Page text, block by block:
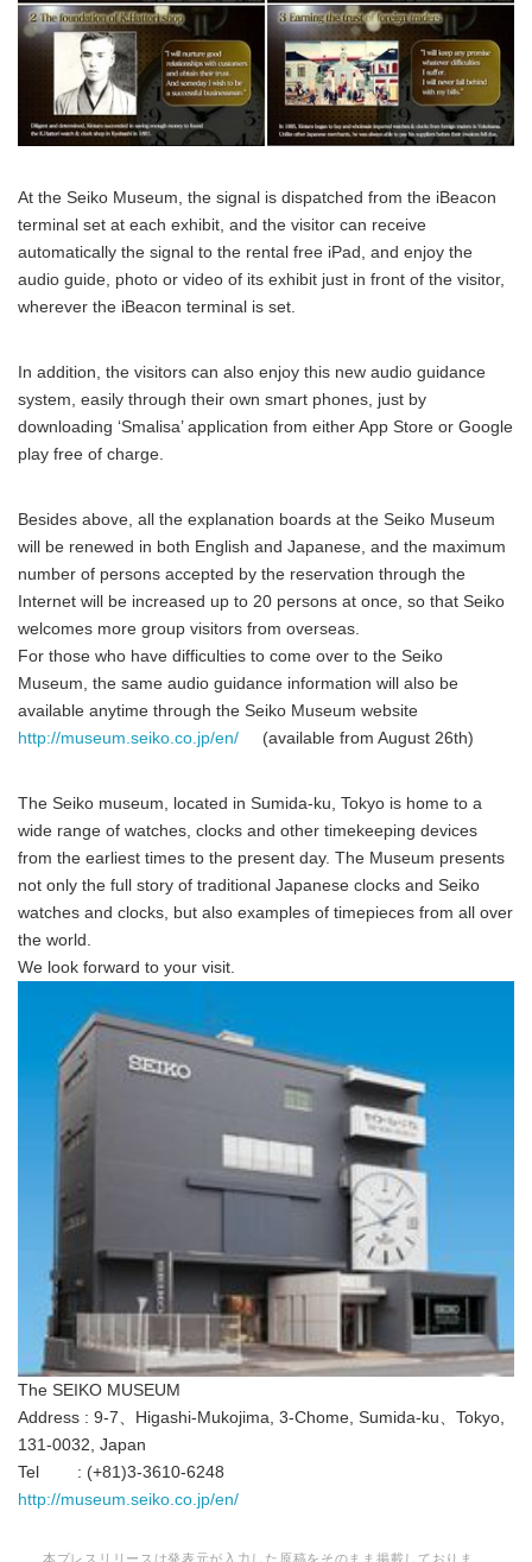
At the Seiko Museum, the signal is dispatched from the iBeacon
terminal set at each exhibit, and the visitor can receive
automatically the signal to the rental free iPad, and enjoy the
audio guide, photo or video of its exhibit just in front of the visitor,
wherever the iBeacon terminal is set.
In addition, the visitors can also enjoy this new audio guidance
system, easily through their own smart phones, just by
downloading ‘Smalisa’ application from either App Store or Google
play free of charge.
Besides above, all the explanation boards at the Seiko Museum
will be renewed in both English and Japanese, and the maximum
number of persons accepted by the reservation through the
Internet will be increased up to 20 persons at once, so that Seiko
welcomes more group visitors from overseas.
For those who have difficulties to come over to the Seiko
Museum, the same audio guidance information will also be
available anytime through the Seiko Museum website
http://museum.seiko.co.jp/en/ (available from August 26th)
The Seiko museum, located in Sumida-ku, Tokyo is home to a
wide range of watches, clocks and other timekeeping devices
from the earliest times to the present day. The Museum presents
not only the full story of traditional Japanese clocks and Seiko
watches and clocks, but also examples of timepieces from all over
the world.
We look forward to your visit.
The SEIKO MUSEUM
Address : 9-7、Higashi-Mukojima, 3-Chome, Sumida-ku、Tokyo,
131-0032, Japan
Tel : (+81)3-3610-6248
http://museum.seiko.co.jp/en/
本プレスリリースは発表元が入力した原稿をそのまま掲載しておりま